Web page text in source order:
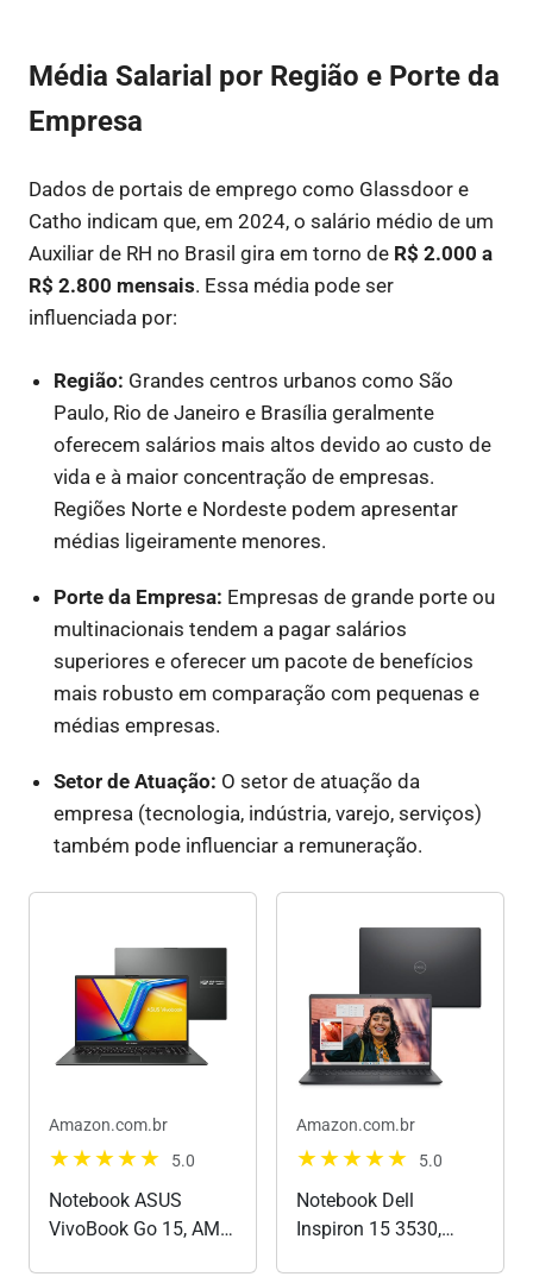
Média Salarial por Região e Porte da
Empresa
Dados de portais de emprego como Glassdoor e
Catho indicam que, em 2024, o salário médio de um
Auxiliar de RH no Brasil gira em torno de R$ 2.000 a
R$ 2.800 mensais. Essa média pode ser
influenciada por:
Região: Grandes centros urbanos como São
Paulo, Rio de Janeiro e Brasília geralmente
oferecem salários mais altos devido ao custo de
vida e à maior concentração de empresas.
Regiões Norte e Nordeste podem apresentar
médias ligeiramente menores.
Porte da Empresa: Empresas de grande porte ou
multinacionais tendem a pagar salários
superiores e oferecer um pacote de benefícios
mais robusto em comparação com pequenas e
médias empresas.
Setor de Atuação: O setor de atuação da
empresa (tecnologia, indústria, varejo, serviços)
também pode influenciar a remuneração.
Amazon.com.br
5.0
Notebook ASUS
VivoBook Go 15, AMD
Amazon.com.br
5.0
Notebook Dell
Inspiron 15 3530,